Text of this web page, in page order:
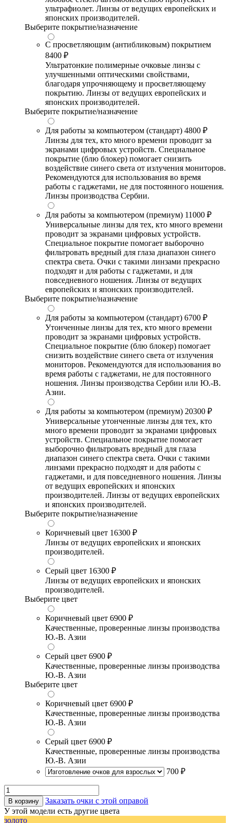
ультрафиолет. Линзы от ведущих европейских и
японских производителей.
Выберите покрытие/назначение
С просветляющим (антибликовым) покрытием
8400 ₽
Ультратонкие полимерные очковые линзы с
улучшенными оптическими свойствами,
благодаря упрочняющему и просветляющему
покрытию. Линзы от ведущих европейских и
японских производителей.
Выберите покрытие/назначение
Для работы за компьютером (стандарт) 4800 ₽
Линзы для тех, кто много времени проводит за
экранами цифровых устройств. Специальное
покрытие (блю блокер) помогает снизить
воздействие синего света от излучения мониторов.
Рекомендуются для использования во время
работы с гаджетами, не для постоянного ношения.
Линзы производства Сербии.
Для работы за компьютером (премиум) 11000 ₽
Универсальные линзы для тех, кто много времени
проводит за экранами цифровых устройств.
Специальное покрытие помогает выборочно
фильтровать вредный для глаза диапазон синего
спектра света. Очки с такими линзами прекрасно
подходят и для работы с гаджетами, и для
повседневного ношения. Линзы от ведущих
европейских и японских производителей.
Выберите покрытие/назначение
Для работы за компьютером (стандарт) 6700 ₽
Утонченные линзы для тех, кто много времени
проводит за экранами цифровых устройств.
Специальное покрытие (блю блокер) помогает
снизить воздействие синего света от излучения
мониторов. Рекомендуются для использования во
время работы с гаджетами, не для постоянного
ношения. Линзы производства Сербии или Ю.-В.
Азии.
Для работы за компьютером (премиум) 20300 ₽
Универсальные утонченные линзы для тех, кто
много времени проводит за экранами цифровых
устройств. Специальное покрытие помогает
выборочно фильтровать вредный для глаза
диапазон синего спектра света. Очки с такими
линзами прекрасно подходят и для работы с
гаджетами, и для повседневного ношения. Линзы
от ведущих европейских и японских
производителей. Линзы от ведущих европейских
и японских производителей.
Выберите покрытие/назначение
Коричневый цвет 16300 ₽
Линзы от ведущих европейских и японских
производителей.
Серый цвет 16300 ₽
Линзы от ведущих европейских и японских
производителей.
Выберите цвет
Коричневый цвет 6900 ₽
Качественные, проверенные линзы производства
Ю.-В. Азии
Серый цвет 6900 ₽
Качественные, проверенные линзы производства
Ю.-В. Азии
Выберите цвет
Коричневый цвет 6900 ₽
Качественные, проверенные линзы производства
Ю.-В. Азии
Серый цвет 6900 ₽
Качественные, проверенные линзы производства
Ю.-В. Азии
700 ₽
В корзину
Заказать очки с этой оправой
У этой модели есть другие цвета
золото